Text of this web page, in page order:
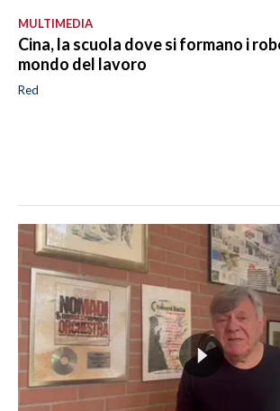
MULTIMEDIA
Cina, la scuola dove si formano i
mondo del lavoro
Red